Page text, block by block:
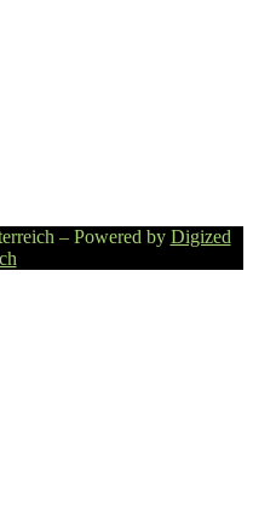
– Powered by Digized